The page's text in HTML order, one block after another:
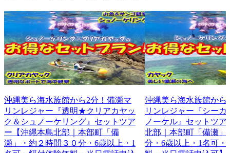
沖縄美ら海水族館から2分！備瀬マ
リンレジャー『透明★クリアカヤッ
ク＆シュノーケリング』セットツア
ー【沖縄本島北部｜本部町「備
瀬」・約２時間３０分・6歳以上・1
沖縄美ら海水族館から
リンレジャー『シーカ
ノーケル』セットツ
北部｜本部町「備瀬」
分・6歳以上・1名可・